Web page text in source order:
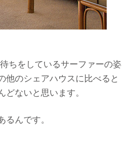
ちをしているサーファーの姿
他のシェアハウスに比べると
ないと思います。
んです。